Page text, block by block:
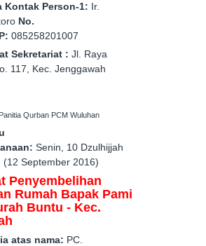
Kontak Person-1: Ir.
No.
085258201007
Sekretariat : Jl. Raya
117 Kec. Jenggawah
Panitia Qurban PCM Wuluhan
Senin
10 Dzulhijjah
(12 September 2016)
Penyembelihan
Rumah Bapak Pami
Buntu - Kec.
atas nama: PC.